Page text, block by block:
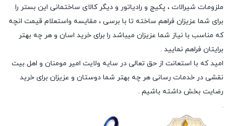
ملزومات شیرالات ، پکیج و رادیاتور و دیگر کالای ساختمانی این بستر را
برای شما عزیزان فراهم ساخته تا با برسی ، مقایسه واستعلام قیمت انچه
که مناسب با نیاز شما عزیزان میباشد را برای خرید اسان و هر چه بهتر
برایتان فراهم نمایید .
امید که با استعانت از حق تعالی در سایه ولایت امیر مومنان و اهل بیت
نقشی در خدمات رسانی هر چه بهتر شما دوستان و عزیزان برای خرید
رضایت بخش داشته باشیم .
.